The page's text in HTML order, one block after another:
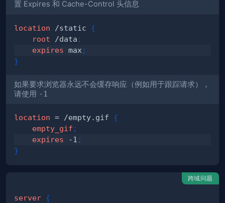
置 Expires 和 Cache-Control 头信息
location /static
{
root /data ;
expires max ;
}
如果要求浏览器永远不会缓存响应（例如用于跟踪请求），
请使用 -1
location = /empty.gif
{
empty_gif ;
expires -1 ;
}
跨域问题
server {